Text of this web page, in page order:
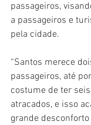
passageiros,
a passageiros e
pela cidade.
“Santos merece
passageiros, até
costume de ter
atracados, e isso
grande